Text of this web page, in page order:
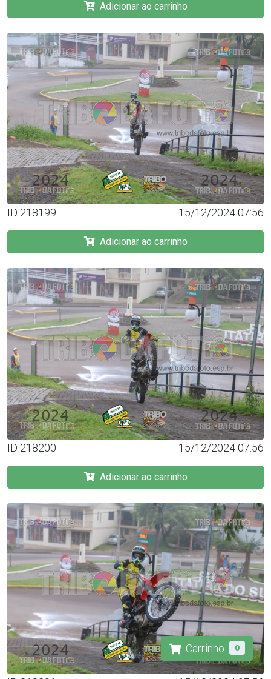
Carrinho 0
Adicionar ao carrinho
ID 218199 15/12/2024 07:56
Adicionar ao carrinho
ID 218200 15/12/2024 07:56
Adicionar ao carrinho